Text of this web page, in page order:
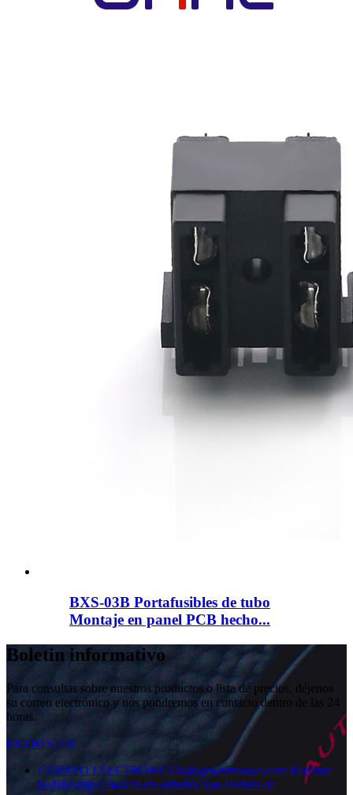
BXS-03B Portafusibles de tubo
Montaje en panel PCB hecho...
Boletin informativo
Para consultas sobre nuestros productos o lista de precios, déjenos
su correo electrónico y nos pondremos en contacto dentro de las 24
horas.
ENTREGAR
CORREO ELECTRÓNICOinfo@wellnowus.com Realizar
pedidoshttps://wnrcn.en.alibaba.com Pedido de